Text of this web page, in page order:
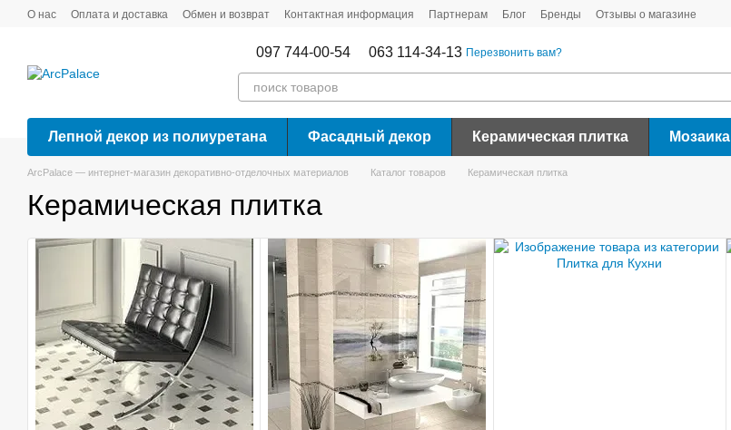
Перейти к основному контенту
О нас Оплата и доставка Обмен и возврат Контактная информация Партнерам Блог Бренды Отзывы о магазине
097 744-00-54 063 114-34-13 Перезвонить вам?
Лепной декор из полиуретана Фасадный декор Керамическая плитка Мозаика
ArcPalace — интернет-магазин декоративно-отделочных материалов Каталог товаров Керамическая плитка
Керамическая плитка